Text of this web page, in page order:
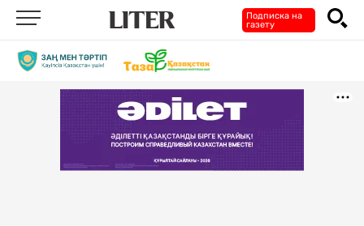
Подписка на
газету